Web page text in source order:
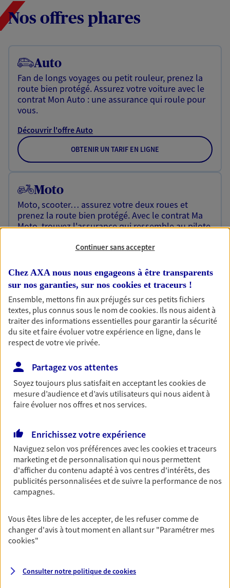
Nos offres phares
Auto
Fan de longs voyages ou petit rouleur, prenez la
route bien protégé. Assurez votre voiture avec le
contrat Mon Auto : une assurance qui roule pour
vous.
Découvrir l'offre Auto
OBTENIR UN TARIF EN LIGNE
Moto
Moto, scooter… assurez votre deux roues et
prenez la route bien protégé. Avec le contrat Ma
Moto, trouvez l'assurance qui ressemble au pilote
OBTENIR UN TARIF EN LIGNE
Assurance prêt immobilier
Un projet immobilier ? Un emprunt en cours ? De
belles économies possibles sur votre budget
AXA !
NOUS CONTACTER
Bricoleuse, féru de jardinage, pâtissier en herbe
ou grande lectrice… personne n'est à l'abri d'un
accident du quotidien. Avec Ma Protection
Accident, protégez votre qualité de vie et vos
revenus.
OBTENIR UN TARIF EN LIGNE
Continuer sans accepter
Chez AXA nous nous engageons à être transparents
sur nos garanties, sur nos cookies et traceurs !
Ensemble, mettons fin aux préjugés sur ces petits fichiers
textes, plus connus sous le nom decookies. Ils nous aident à
traiter des informations essentielles pour garantir la sécurité
du site et faire évoluer votre expérience en ligne, dans le
respect de votre vie privée.
Partagez vos attentes
Soyez toujours plus satisfait en acceptant lescookiesde
mesure d’audience et d’avis utilisateurs qui nous aident à
faire évoluer nos offres et nos services.
Enrichissez votre expérience
Naviguez selon vos préférences avec lescookies et traceurs
marketing et de personnalisation qui nous permettent
d'afficher du contenu adapté à vos centres d'intérêts, des
publicités personnalisées et de suivre la performance de nos
campagnes.
Vous êtes libre de les accepter, de les refuser comme de
changer d'avis à tout moment en allant sur "Paramétrer mes
cookies"
Consulter notre politique decookies